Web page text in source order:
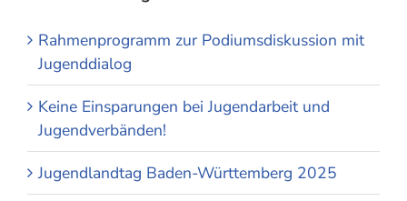
Rahmenprogramm zur Podiumsdiskussion mit
Jugenddialog
Keine Einsparungen bei Jugendarbeit und
Jugendverbänden!
Jugendlandtag Baden-Württemberg 2025